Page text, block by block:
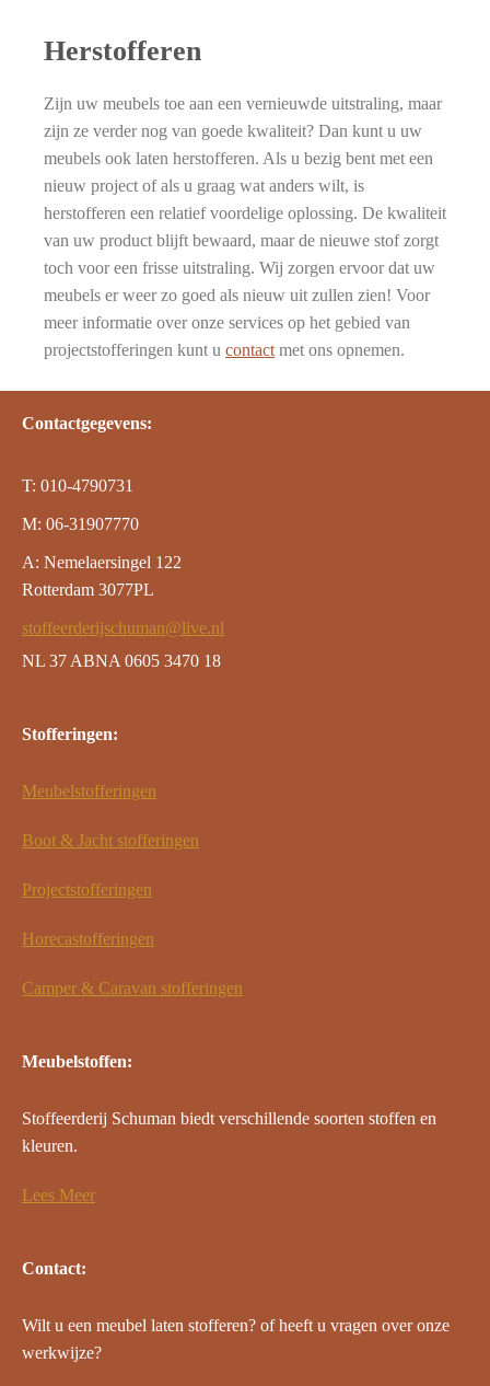
Herstofferen
Zijn uw meubels toe aan een vernieuwde uitstraling, maar
zijn ze verder nog van goede kwaliteit? Dan kunt u uw
meubels ook laten herstofferen. Als u bezig bent met een
nieuw project of als u graag wat anders wilt, is
herstofferen een relatief voordelige oplossing. De kwaliteit
van uw product blijft bewaard, maar de nieuwe stof zorgt
toch voor een frisse uitstraling. Wij zorgen ervoor dat uw
meubels er weer zo goed als nieuw uit zullen zien! Voor
meer informatie over onze services op het gebied van
projectstofferingen kunt u contact met ons opnemen.
Contactgegevens:
T: 010-4790731
M: 06-31907770
A: Nemelaersingel 122
Rotterdam 3077PL
stoffeerderijschuman@live.nl
NL 37 ABNA 0605 3470 18
Stofferingen:
Meubelstofferingen
Boot & Jacht stofferingen
Projectstofferingen
Horecastofferingen
Camper & Caravan stofferingen
Meubelstoffen:
Stoffeerderij Schuman biedt verschillende soorten stoffen en
kleuren.
Lees Meer
Contact:
Wilt u een meubel laten stofferen? of heeft u vragen over onze
werkwijze?